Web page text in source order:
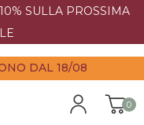
SULLA PROSSIMA
DAL 18/08
0